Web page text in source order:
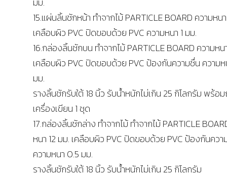
15.แผ่นลิ้นชักหน้า ทำจากไม้ PARTICLE BOARD ความหน
เคลือบผิว PVC ปิดขอบด้วย PVC ความหนา 1 มม.
16.กล่องลิ้นชักบน ทำจากไม้ PARTICLE BOARD ความหน
เคลือบผิว PVC ปิดขอบด้วย PVC ป้องกันความชื่น ความ
มม.
รางลิ้นชักรับใต้ 18 นิ้ว รับน้ำหนักไม่เกิน 25 กิโลกรัม พร้อม
เครื่องเขียน 1 ชุด
17.กล่องลิ้นชักล่าง ทำจากไม้ ทำจากไม้ PARTICLE
หนา 12 มม. เคลือบผิว PVC ปิดขอบด้วย PVC ป้องกันคว
ความหนา 0.5 มม.
รางลิ้นชักรับใต้ 18 นิ้ว รับน้ำหนักไม่เกิน 25 กิโลกรัม